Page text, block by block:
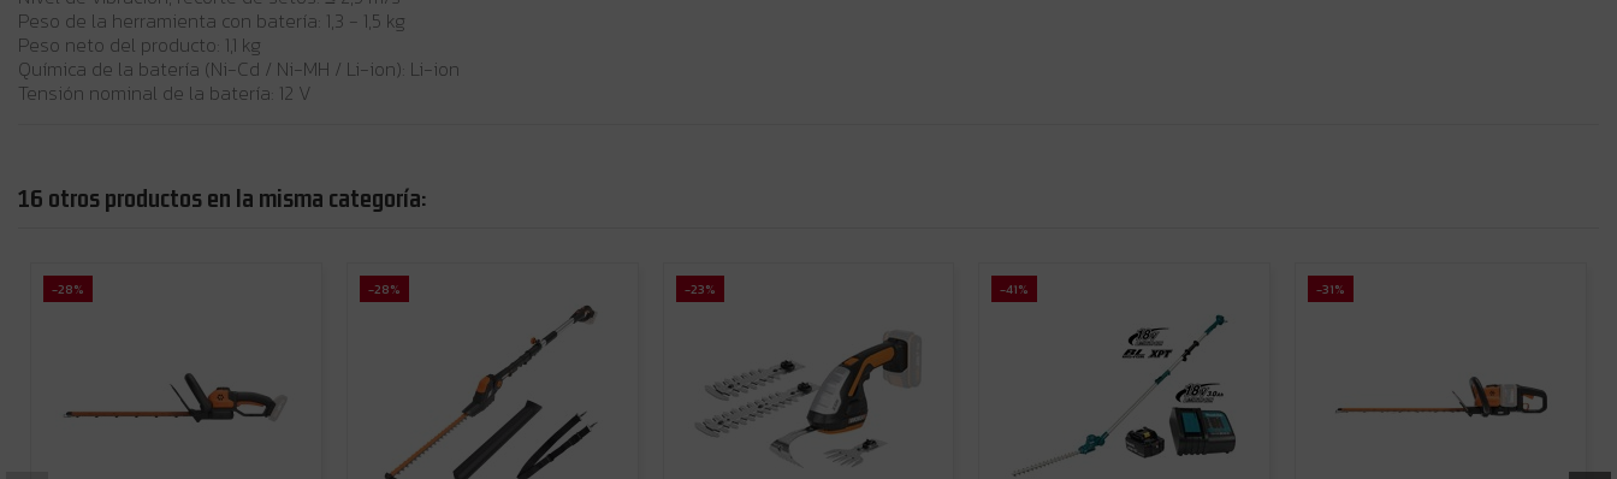
Peso de la herramienta con batería: 1,3 - 1,5 kg
Peso neto del producto: 1,1 kg
Química de la batería (Ni-Cd / Ni-MH / Li-ion): Li-ion
Tensión nominal de la batería: 12 V
16 otros productos en la misma categoría:
-28% -28% -23% -41% -31%